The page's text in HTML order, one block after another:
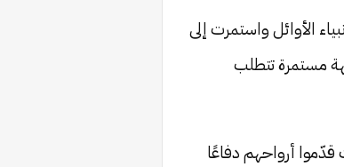
الأوائل واستمرت إلى
مستمرة تتطلب
أرواحهم دفاعًا